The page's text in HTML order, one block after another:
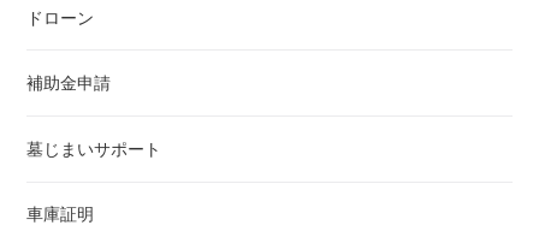
ドローン
補助金申請
墓じまいサポート
車庫証明